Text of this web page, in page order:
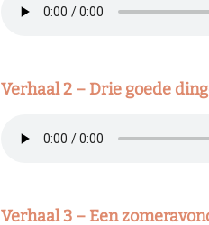
Verhaal 2 – Drie goede
Verhaal 3 – Een